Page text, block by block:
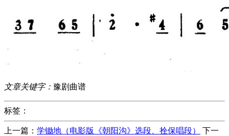
文章关键字： 豫剧曲谱
标签：
上一篇： 学锄地（电影版《朝阳沟》选段、拴保唱段）
下一